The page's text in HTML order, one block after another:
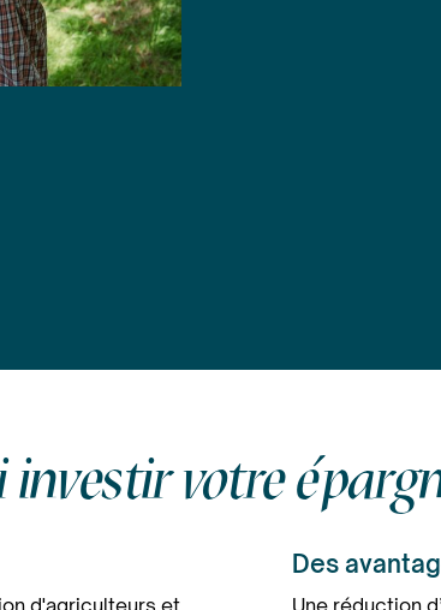
votre
d'agriculteurs et
Des
Une réduction